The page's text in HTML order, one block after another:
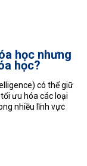
học nhưng
học?
có thể giữ
ưu hóa các loại
nhiều lĩnh vực